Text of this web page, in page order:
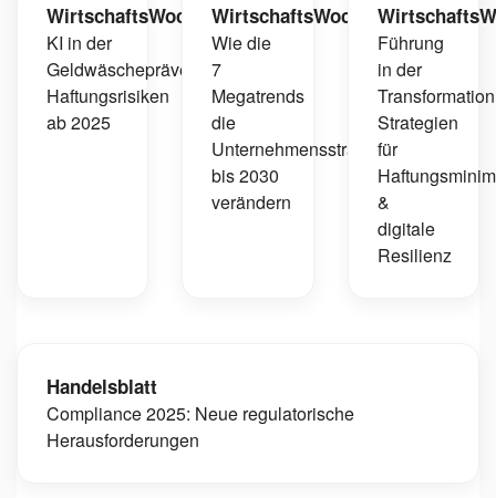
WirtschaftsWoche
KI in der
Geldwäscheprävention:
Haftungsrisiken
ab 2025
WirtschaftsWoche
Wie die
7
Megatrends
die
Unternehmensstrategie
bis 2030
verändern
Führung
in der
Strategien
für
&
digitale
Resilienz
Handelsblatt
Compliance 2025: Neue regulatorische
Herausforderungen